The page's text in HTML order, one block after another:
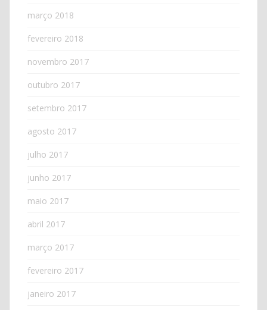
março 2018
fevereiro 2018
novembro 2017
outubro 2017
setembro 2017
agosto 2017
julho 2017
junho 2017
maio 2017
abril 2017
março 2017
fevereiro 2017
janeiro 2017